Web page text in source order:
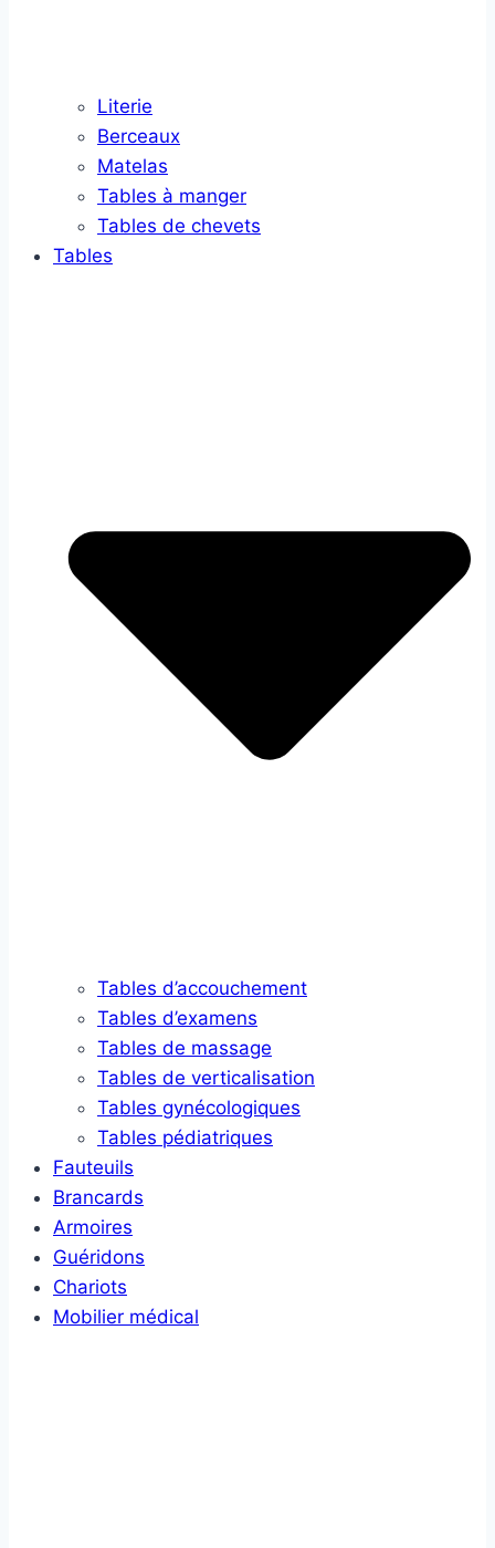
Literie
Berceaux
Matelas
Tables à manger
Tables de chevets
Tables
Tables d’accouchement
Tables d’examens
Tables de massage
Tables de verticalisation
Tables gynécologiques
Tables pédiatriques
Fauteuils
Brancards
Armoires
Guéridons
Chariots
Mobilier médical